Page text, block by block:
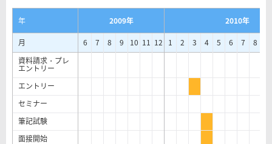
年 2009年
2010年
月
6 7 8 9 10 11 12 1 2 3 4 5 6 7 8
資料請求・プレ
エントリー
エントリー
セミナー
筆記試験
面接開始